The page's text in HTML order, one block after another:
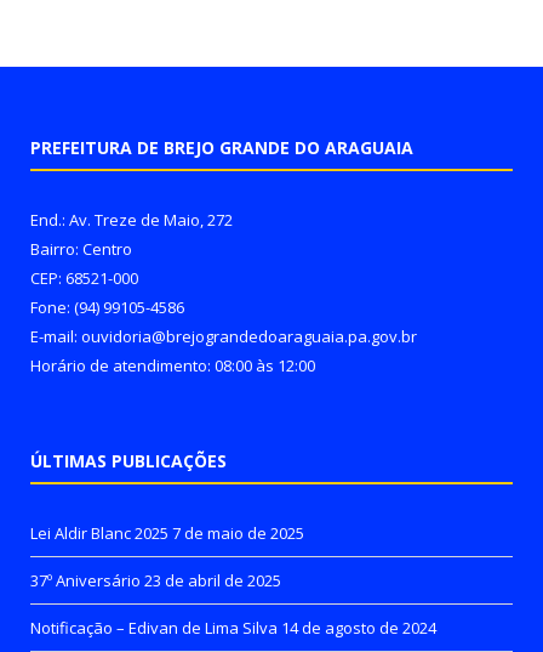
PREFEITURA DE BREJO GRANDE DO ARAGUAIA
End.: Av. Treze de Maio, 272
Bairro: Centro
CEP: 68521-000
Fone: (94) 99105-4586
E-mail: ouvidoria@brejograndedoaraguaia.pa.gov.br
Horário de atendimento: 08:00 às 12:00
ÚLTIMAS PUBLICAÇÕES
Lei Aldir Blanc 2025 7 de maio de 2025
37º Aniversário 23 de abril de 2025
Notificação – Edivan de Lima Silva 14 de agosto de 2024